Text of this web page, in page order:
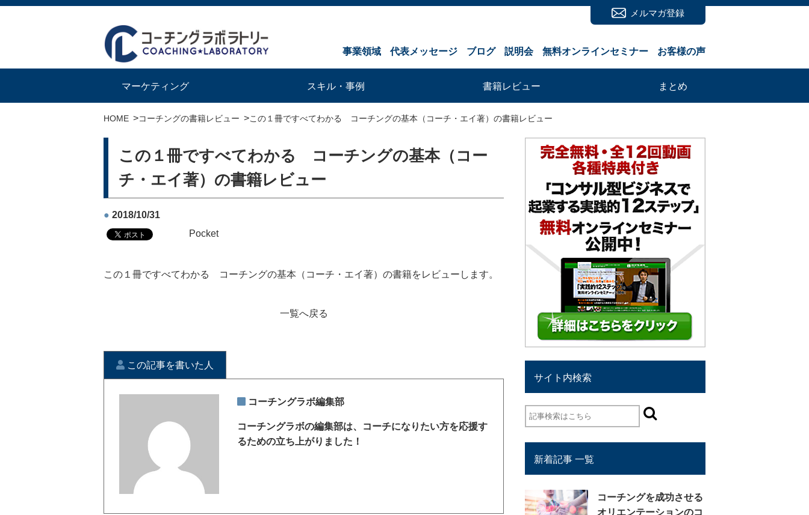
メルマガ登録
事業領域 代表メッセージ ブログ 説明会 無料オンラインセミナー お客様の声
マーケティング スキル・事例 書籍レビュー まとめ
HOME >コーチングの書籍レビュー >この１冊ですべてわかる コーチングの基本（コーチ・エイ著）の書籍レビュー
この１冊ですべてわかる コーチングの基本（コー
チ・エイ著）の書籍レビュー
● 2018/10/31
Pocket
この１冊ですべてわかる コーチングの基本（コーチ・エイ著）の書籍をレビューします。
一覧へ戻る
この記事を書いた人
コーチングラボ編集部
コーチングラボの編集部は、コーチになりたい方を応援す
るための立ち上がりました！
サイト内検索
新着記事 一覧
コーチングを成功させる
オリエンテーションのコ